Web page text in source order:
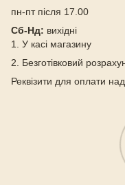
пн-пт після 17.00
Сб-Нд: вихідні
1. У касі магазину
2. Безготівковий
Реквізити для оплати